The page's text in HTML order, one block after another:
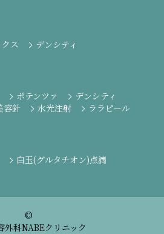
ス デンシティ
ポテンツァ
デンシティ
容針 水光注射 ララピール
白玉(グルタチオン)点滴
©
外科NABEクリニック